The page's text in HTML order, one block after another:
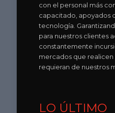
con el personal más
capacitado, apoyados
tecnología.
para nuestros clientes
constantemente
mercados que realicen
requieran de nuestros
LO ÚLTIMO